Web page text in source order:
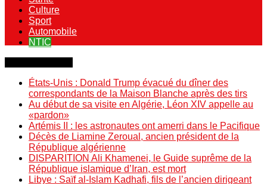
Culture
Sport
Automobile
NTIC
États-Unis : Donald Trump évacué du dîner des
correspondants de la Maison Blanche après des tirs
Au début de sa visite en Algérie, Léon XIV appelle au
«pardon»
Artémis II : les astronautes ont amerri dans le Pacifique
Décès de Liamine Zeroual, ancien président de la
République algérienne
DISPARITION Ali Khamenei, le Guide suprême de la
République islamique d’Iran, est mort
Libye : Saïf al-Islam Kadhafi, fils de l’ancien dirigeant